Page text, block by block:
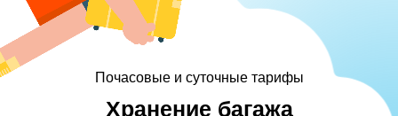
Почасовые и суточные тарифы
Хранение багажа